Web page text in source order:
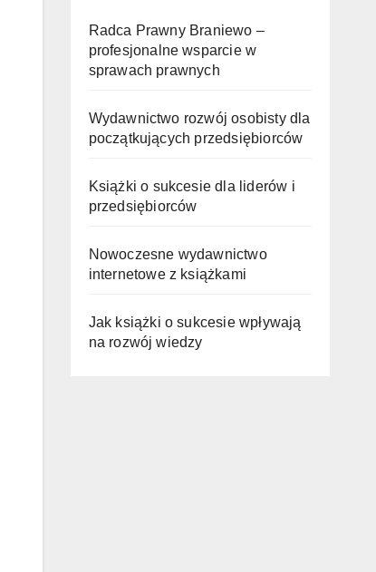
Radca Prawny Braniewo –
profesjonalne wsparcie w
sprawach prawnych
Wydawnictwo rozwój osobisty dla
początkujących przedsiębiorców
Książki o sukcesie dla liderów i
przedsiębiorców
Nowoczesne wydawnictwo
internetowe z książkami
Jak książki o sukcesie wpływają
na rozwój wiedzy